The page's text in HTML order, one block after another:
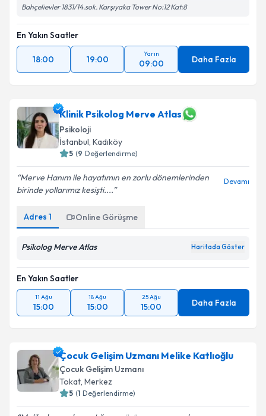
Bahçelievler 1831/14.sok. Karşıyaka Tower No:12 Kat:8
En Yakın Saatler
18:00 19:00
Yarın
09:00 Daha Fazla
Klinik Psikolog Merve Atlas
Psikoloji
İstanbul, Kadıköy
5 (9 Değerlendirme)
Merve Hanım ile hayatımın en zorlu dönemlerinden
birinde yollarımız kesişti....
Devamı
Adres 1 Online Görüşme
Psikolog Merve Atlas Haritada Göster
En Yakın Saatler
11 Ağu
15:00
18 Ağu
15:00
25 Ağu
15:00 Daha Fazla
Çocuk Gelişim Uzmanı Melike Katlıoğlu
Çocuk Gelişim Uzmanı
Tokat, Merkez
5 (1 Değerlendirme)